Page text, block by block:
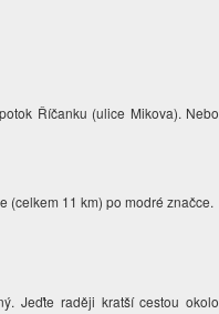
Říčanku (ulice Mikova). Nebo
(celkem 11 km) po modré značce.
Jeďte raději kratší cestou okolo